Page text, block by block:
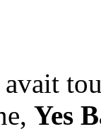
avait
Yes